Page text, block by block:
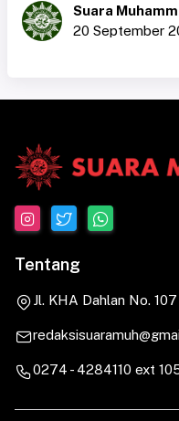
Suara
20 September
Tentang
Jl. KHA Dahlan No.
0274 - 4284110 ext